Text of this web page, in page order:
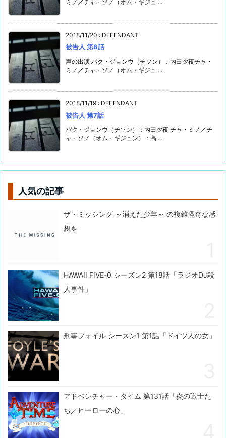
ミノ／チャ・ソノ（オム・ギジュ ...
2018/11/20 : DEFENDANT
被告人 第8話
声の出演 パク・ジョンウ（チソン）：内田夕夜チャ・
ミノ／チャ・ソノ（オム・ギジュ ...
2018/11/19 : DEFENDANT
被告人 第7話
パク・ジョンウ（チソン）：内田夕夜 チャ・ミノ／チ
ャ・ソノ（オム・ギジュン）：高 ...
人気の記事
ザ・ミッシング ～消えた少年～ の複雑怪奇な感
想を
HAWAII FIVE-0 シーズン2 第18話「ラジオDJ殺
人事件」
刑事フォイル シーズン1 第1話「ドイツ人の女」
アドベンチャー・タイム 第131話「炎の戦士た
ち／ヒーローの心」